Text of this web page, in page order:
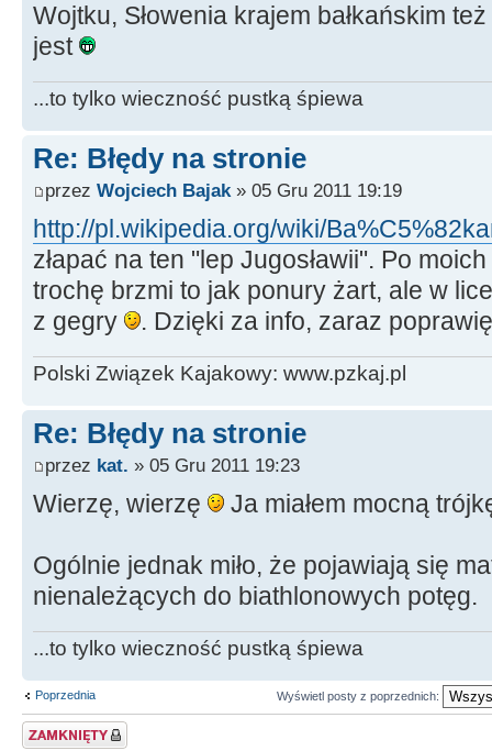
Wojtku, Słowenia krajem bałkańskim
jest
...to tylko wieczność pustką śpiewa
Re: Błędy na stronie
przez Wojciech Bajak» 05 Gru 2011 19:19
http://pl.wikipedia.org/wiki/
złapać na ten "lep Jugosławii". Po
trochę brzmi to jak ponury żart, ale w
z gegry
. Dzięki za info, zaraz
Polski Związek Kajakowy: www.pzkaj.pl
Re: Błędy na stronie
przez kat. » 05 Gru 2011 19:23
Wierzę, wierzę Ja miałem mocną
Ogólnie jednak miło, że pojawiają się
nienależących do biathlonowych potęg.
...to tylko wieczność pustką śpiewa
Poprzednia Wyświetl posty z poprzednich:
Zablokowany temat